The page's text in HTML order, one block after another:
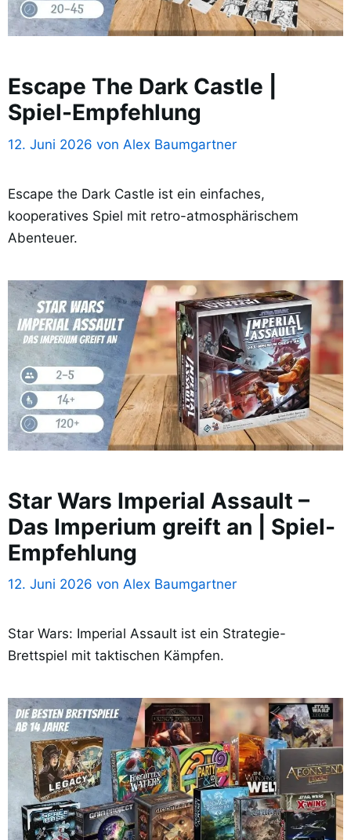
Escape The Dark Castle |
Spiel-Empfehlung
12. Juni 2026 von Alex Baumgartner
Escape the Dark Castle ist ein einfaches,
kooperatives Spiel mit retro-atmosphärischem
Abenteuer.
Star Wars Imperial Assault –
Das Imperium greift an | Spiel-
Empfehlung
12. Juni 2026 von Alex Baumgartner
Star Wars: Imperial Assault ist ein Strategie-
Brettspiel mit taktischen Kämpfen.